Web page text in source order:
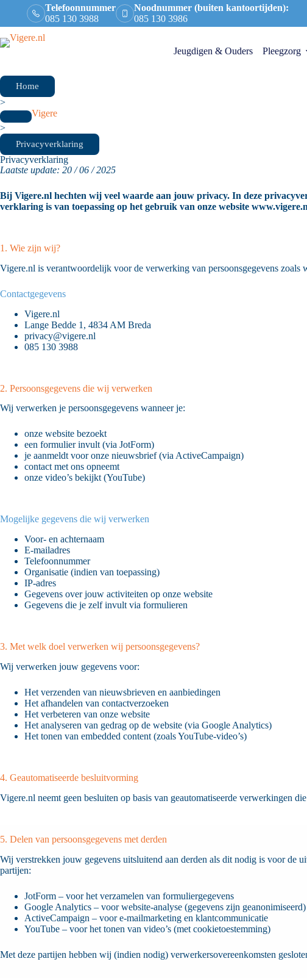
Telefoonnummer
085 130 3988
Noodnummer (buiten kantoortijden):
085 130 3986
Jeugdigen & Ouders Pleegzorg
Home
>
Vigere
>
Privacyverklaring
Privacyverklaring
Laatste update: 20 / 06 / 2025
Bij Vigere.nl hechten wij veel waarde aan jouw privacy. In deze
verklaring is van toepassing op het gebruik van onze website
1. Wie zijn wij?
Vigere.nl is verantwoordelijk voor de verwerking van persoonsgegevens zoals
Contactgegevens
Vigere.nl
Lange Bedde 1, 4834 AM Breda
privacy@vigere.nl
085 130 3988
2. Persoonsgegevens die wij verwerken
Wij verwerken je persoonsgegevens wanneer je:
onze website bezoekt
een formulier invult (via JotForm)
je aanmeldt voor onze nieuwsbrief (via ActiveCampaign)
contact met ons opneemt
onze video’s bekijkt (YouTube)
Mogelijke gegevens die wij verwerken
Voor- en achternaam
E-mailadres
Telefoonnummer
Organisatie (indien van toepassing)
IP-adres
Gegevens over jouw activiteiten op onze website
Gegevens die je zelf invult via formulieren
3. Met welk doel verwerken wij persoonsgegevens?
Wij verwerken jouw gegevens voor:
Het verzenden van nieuwsbrieven en aanbiedingen
Het afhandelen van contactverzoeken
Het verbeteren van onze website
Het analyseren van gedrag op de website (via Google Analytics)
Het tonen van embedded content (zoals YouTube-video’s)
4. Geautomatiseerde besluitvorming
Vigere.nl neemt geen besluiten op basis van geautomatiseerde verwerkingen
5. Delen van persoonsgegevens met derden
Wij verstrekken jouw gegevens uitsluitend aan derden als dit nodig is voor de
partijen:
JotForm – voor het verzamelen van formuliergegevens
Google Analytics – voor website-analyse (gegevens zijn geanonimiseerd)
ActiveCampaign – voor e-mailmarketing en klantcommunicatie
YouTube – voor het tonen van video’s (met cookietoestemming)
Met deze partijen hebben wij (indien nodig) verwerkersovereenkomsten